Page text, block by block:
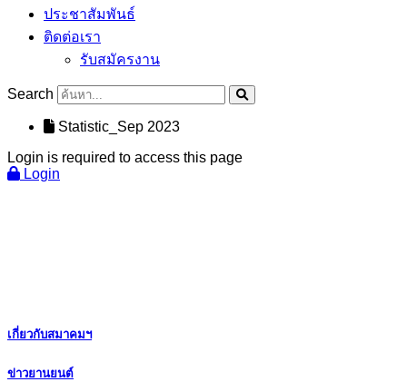
ประชาสัมพันธ์
ติดต่อเรา
รับสมัครงาน
Search
Statistic_Sep 2023
Login is required to access this page
Login
เกี่ยวกับสมาคมฯ
ข่าวยานยนต์